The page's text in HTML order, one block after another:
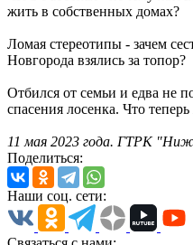
жить в собственных домах?
Ломая стереотипы - зачем
Новгорода взялись за топор?
Отбился от семьи и едва не
спасения лосенка. Что
11 мая 2023 года. ГТРК
Поделиться:
Наши соц. сети: